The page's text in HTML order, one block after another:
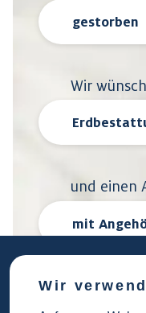
Wir
und einen
Wir